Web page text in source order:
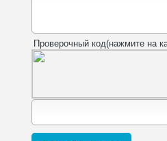
Проверочный код(нажмите на